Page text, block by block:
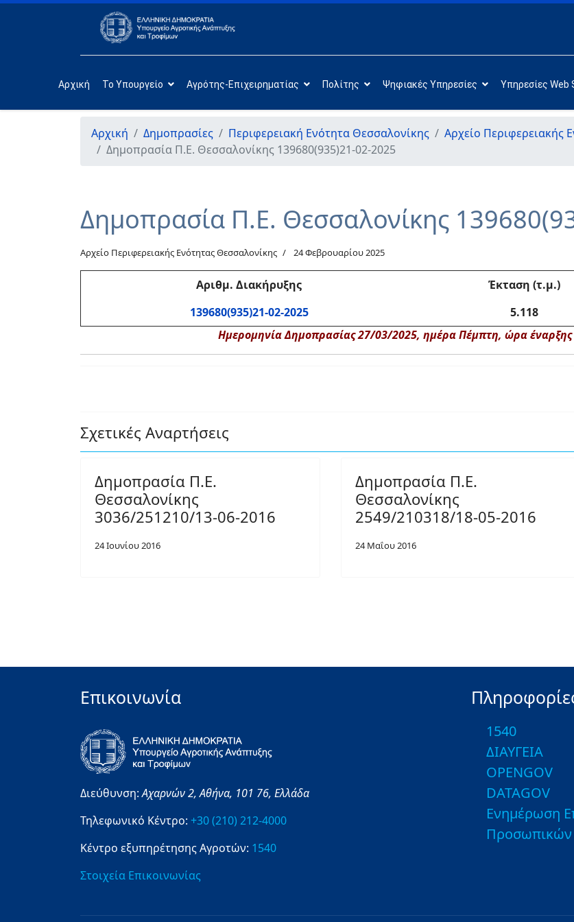
Αρχική Το Υπουργείο Αγρότης-Επιχειρηματίας Πολίτης Ψηφιακές Υπηρεσίες Υπηρεσίες Web
Αρχική Δημοπρασίες Περιφερειακή Ενότητα Θεσσαλονίκης
Αρχείο Περιφερειακής
Δημοπρασία Π.Ε. Θεσσαλονίκης 139680(935)21-02-2025
Δημοπρασία Π.Ε. Θεσσαλονίκης
Αρχείο Περιφερειακής Ενότητας Θεσσαλονίκης 24 Φεβρουαρίου 2025
Αριθμ. Διακήρυξης Έκταση (τ.μ.)
139680(935)21-02-2025
5.118
Ημερομηνία Δημοπρασίας 27/03/2025, ημέρα Πέμπτη, ώρα
Σχετικές Αναρτήσεις
Δημοπρασία Π.Ε.
Θεσσαλονίκης
3036/251210/13-06-2016
24 Ιουνίου 2016
Δημοπρασία Π.Ε.
Θεσσαλονίκης
2549/210318/18-05-2016
24 Μαΐου 2016
Επικοινωνία
Διεύθυνση:Αχαρνών 2,Αθήνα, 101 76, Ελλάδα
Τηλεφωνικό Κέντρο: +30 (210) 212-4000
Κέντρο εξυπηρέτησης Αγροτών: 1540
Στοιχεία Επικοινωνίας
1540
ΔΙΑΥΓΕΙΑ
OPENGOV
DATAGOV
Ενημέρωση